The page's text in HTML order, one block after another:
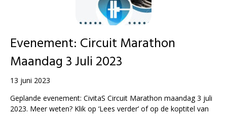
Evenement: Circuit Marathon
Maandag 3 Juli 2023
13 juni 2023
Geplande evenement: CivitaS Circuit Marathon maandag 3 juli
2023. Meer weten? Klik op ‘Lees verder’ of op de koptitel van